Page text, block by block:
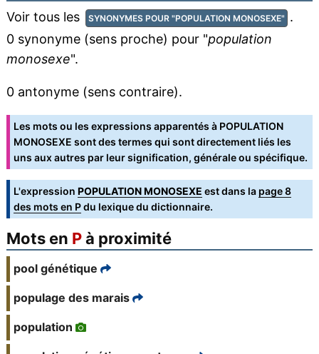
Voir tous les SYNONYMES POUR "POPULATION MONOSEXE" .
0 synonyme (sens proche) pour "population
monosexe".
0 antonyme (sens contraire).
Les mots ou les expressions apparentés à POPULATION
MONOSEXE sont des termes qui sont directement liés les
uns aux autres par leur signification, générale ou spécifique.
L'expression POPULATION MONOSEXE est dans la page 8
des mots en Pdu lexique du dictionnaire.
Mots en Pà proximité
pool génétique
populage des marais
population